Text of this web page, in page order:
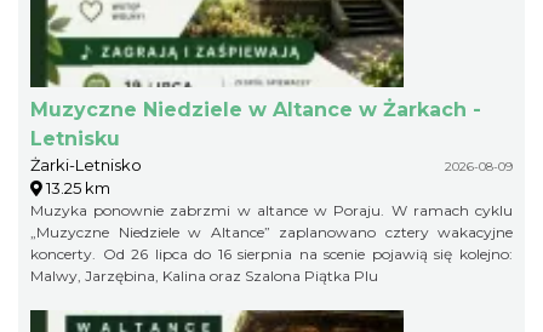
Muzyczne Niedziele w Altance w Żarkach -
Letnisku
Żarki-Letnisko 2026-08-09
13.25 km
Muzyka ponownie zabrzmi w altance w Poraju. W ramach cyklu
„Muzyczne Niedziele w Altance” zaplanowano cztery wakacyjne
koncerty. Od 26 lipca do 16 sierpnia na scenie pojawią się kolejno:
Malwy, Jarzębina, Kalina oraz Szalona Piątka Plu